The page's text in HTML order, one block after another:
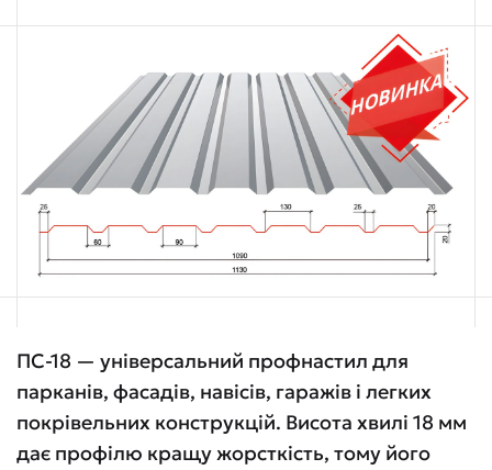
ПС-18 — універсальний профнастил для
парканів, фасадів, навісів, гаражів і легких
покрівельних конструкцій. Висота хвилі 18 мм
дає профілю кращу жорсткість, тому його